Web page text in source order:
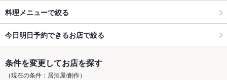
料理メニューで絞る
今日明日予約できるお店で絞る
条件を変更してお店を探す
（現在の条件：居酒屋/創作）